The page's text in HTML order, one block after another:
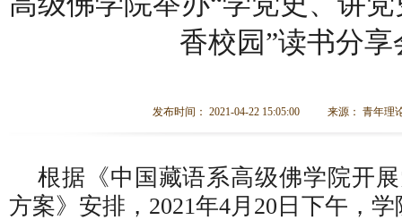
香校园”读书分享
发布时间： 2021-04-22 15:05:00 来源： 青年理
根据《中国藏语系高级佛学院开
方案》安排，2021年4月20日下午，